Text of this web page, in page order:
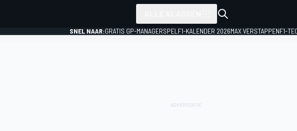
SNEL NAAR:GRATIS GP-MANAGERSPEL F1-KALENDER 2026MAX VERSTAPPENF1-